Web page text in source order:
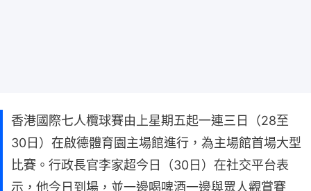
香港國際七人欖球賽由上星期五起一連三日（28至
30日）在啟德體育園主場館進行，為主場館首場大型
比賽。行政長官李家超今日（30日）在社交平台表
示，他今日到場，並一邊喝啤酒一邊與眾人觀賞賽